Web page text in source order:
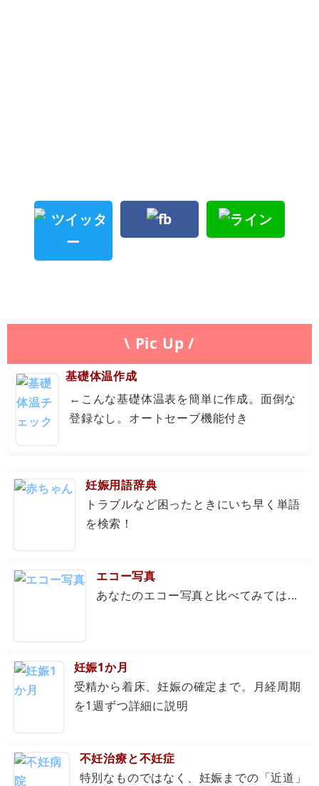
\ Pic Up /
基礎体温作成
←こんな基礎体温表を簡単に作成。面倒な
登録なし。オートセーブ機能付き
妊娠用語辞典
トラブルなど困ったときにいち早く単語
を検索！
エコー写真
あなたのエコー写真と比べてみては...
妊娠1か月
受精から着床、妊娠の確定まで。月経周期
を1週ずつ詳細に説明
不妊治療と不妊症
特別なものではなく、妊娠までの「近道」